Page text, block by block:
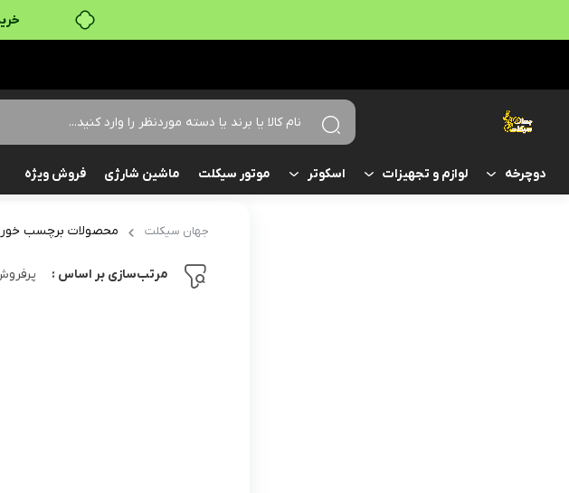
دوچرخه لوازم و تجهیزات اسکوتر موتور سیکلت ماشین شارژی فروش ویژه
جهان سیکلت محصولات برچسب خورده
مرتب‌سازی بر اساس :